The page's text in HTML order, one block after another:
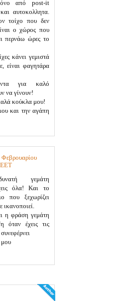
από post-it
αυτοκολλητα.
τοίχο που δεν
ο χώρος που
περνάω ώρες το
κάνει γεμιστά
είναι φαγητάρα
για καλό
να γίνουν!
κούκλα μου!
και την αγάπη
γεμάτη
όλα! Και το
που ξεχωρίζει
η φράση γεμάτη
όταν έχεις τις